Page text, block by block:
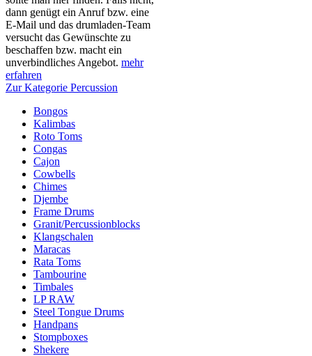
dann genügt ein Anruf bzw. eine
E-Mail und das drumladen-Team
versucht das Gewünschte zu
beschaffen bzw. macht ein
unverbindliches Angebot. mehr
erfahren
Zur Kategorie Percussion
Bongos
Kalimbas
Roto Toms
Congas
Cajon
Cowbells
Chimes
Djembe
Frame Drums
Granit/Percussionblocks
Klangschalen
Maracas
Rata Toms
Tambourine
Timbales
LP RAW
Steel Tongue Drums
Handpans
Stompboxes
Shekere